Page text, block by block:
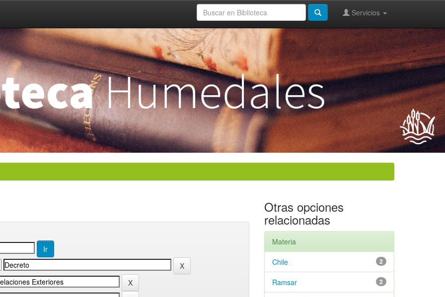
Servicios
Otras opciones
relacionadas
Materia
2
Chile
2
Ramsar